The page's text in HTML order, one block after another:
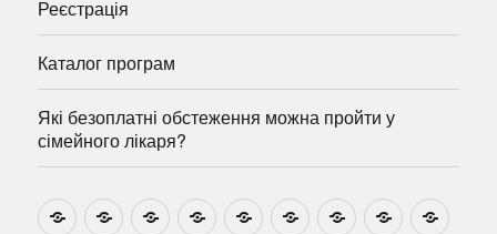
Реєстрація
Каталог програм
Які безоплатні обстеження можна пройти у
сімейного лікаря?
НовиниНавчально-
Ми
Звіти Про
План Розумовські
Реєстрація